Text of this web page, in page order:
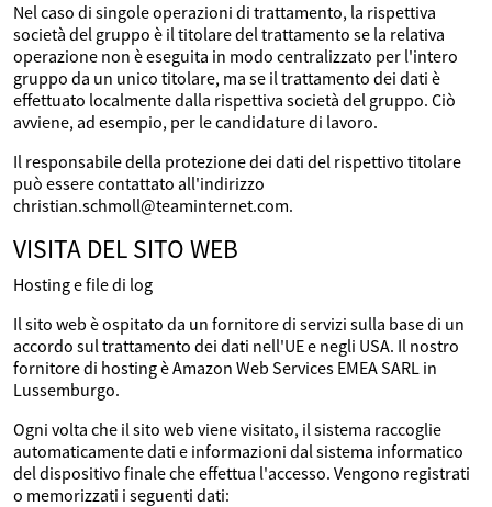
Nel caso di singole operazioni di trattamento, la rispettiva
società del gruppo è il titolare del trattamento se la relativa
operazione non è eseguita in modo centralizzato per l'intero
gruppo da un unico titolare, ma se il trattamento dei dati è
effettuato localmente dalla rispettiva società del gruppo. Ciò
avviene, ad esempio, per le candidature di lavoro.
Il responsabile della protezione dei dati del rispettivo titolare
può essere contattato all'indirizzo
christian.schmoll@teaminternet.com.
VISITA DEL SITO WEB
Hosting e file di log
Il sito web è ospitato da un fornitore di servizi sulla base di un
accordo sul trattamento dei dati nell'UE e negli USA. Il nostro
fornitore di hosting è Amazon Web Services EMEA SARL in
Lussemburgo.
Ogni volta che il sito web viene visitato, il sistema raccoglie
automaticamente dati e informazioni dal sistema informatico
del dispositivo finale che effettua l'accesso. Vengono registrati
o memorizzati i seguenti dati: